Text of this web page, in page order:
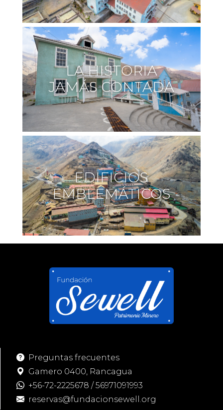
LA HISTORIA
JAMÁS CONTADA
EDIFICIOS
EMBLEMÁTICOS
Preguntas frecuentes
Gamero 0400, Rancagua
+56-72-2225678 /56971091993
reservas@fundacionsewell.org